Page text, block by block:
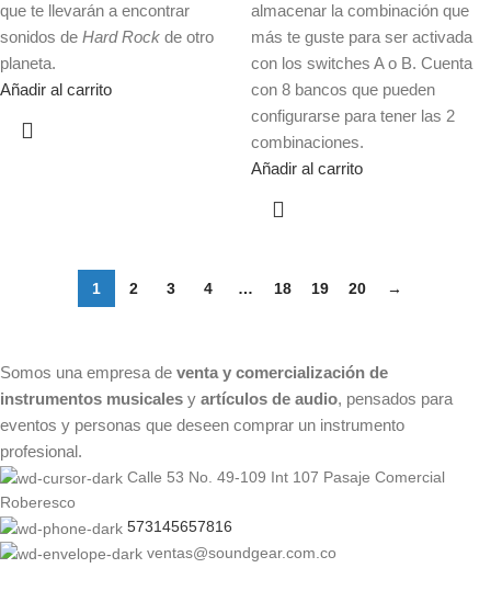
que te llevarán a encontrar
sonidos de Hard Rock de otro
planeta.
Añadir al carrito
almacenar la combinación que
más te guste para ser activada
con los switches A o B. Cuenta
con 8 bancos que pueden
configurarse para tener las 2
combinaciones.
Añadir al carrito
1 2 3 4 … 18 19 20 →
Somos una empresa de venta y comercialización de
instrumentos musicales y artículos de audio, pensados para
eventos y personas que deseen comprar un instrumento
profesional.
Calle 53 No. 49-109 Int 107 Pasaje Comercial
Roberesco
573145657816
ventas@soundgear.com.co